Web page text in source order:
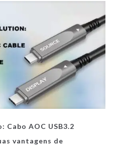
Cabo AOC USB3.2
vantagens de